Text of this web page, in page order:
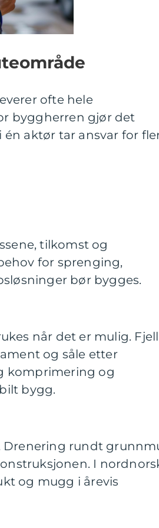
ofte hele
byggherren gjør det
aktør tar ansvar for
tilkomst og
for sprenging,
bør bygges.
når det er mulig. Fjell
og såle etter
komprimering og
bygg.
Drenering rundt
I
og mugg i årevis